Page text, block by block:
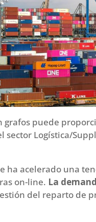
grafos puede
sector Logística/
ha acelerado una
on-line. La
del reparto de